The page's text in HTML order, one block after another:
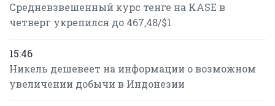
Средневзвешенный курс тенге на KASE в
четверг укрепился до 467,48/$1
15:46
Никель дешевеет на информации о возможном
увеличении добычи в Индонезии